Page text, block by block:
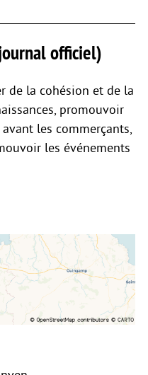
officiel)
de la cohésion et de la
promouvoir
les commerçants,
les événements